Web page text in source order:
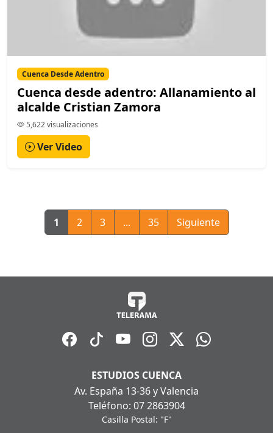
Cuenca Desde Adentro
Cuenca desde adentro: Allanamiento al
alcalde Cristian Zamora
5,622 visualizaciones
Ver Video
1 2 3 ... 35 Siguiente
ESTUDIOS CUENCA
Av. España 13-36 y Valencia
Teléfono: 07 2863904
Casilla Postal: "F"